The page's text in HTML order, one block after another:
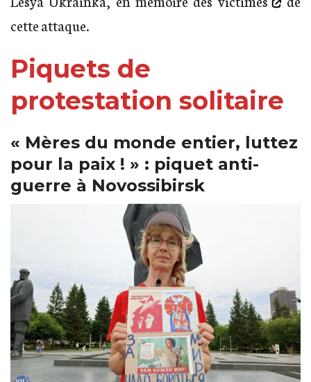
cette attaque.
Piquets de
protestation solitaire
« Mères du monde entier, luttez
pour la paix ! » : piquet anti-
guerre à Novossibirsk